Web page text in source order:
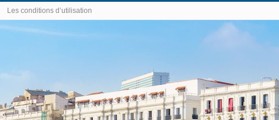
Les conditions d’utilisation